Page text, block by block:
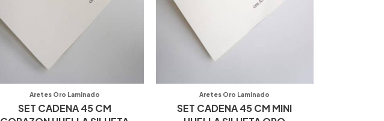
Aretes Oro Laminado
SET CADENA 45 CM
Aretes Oro Laminado
SET CADENA 45 CM MINI